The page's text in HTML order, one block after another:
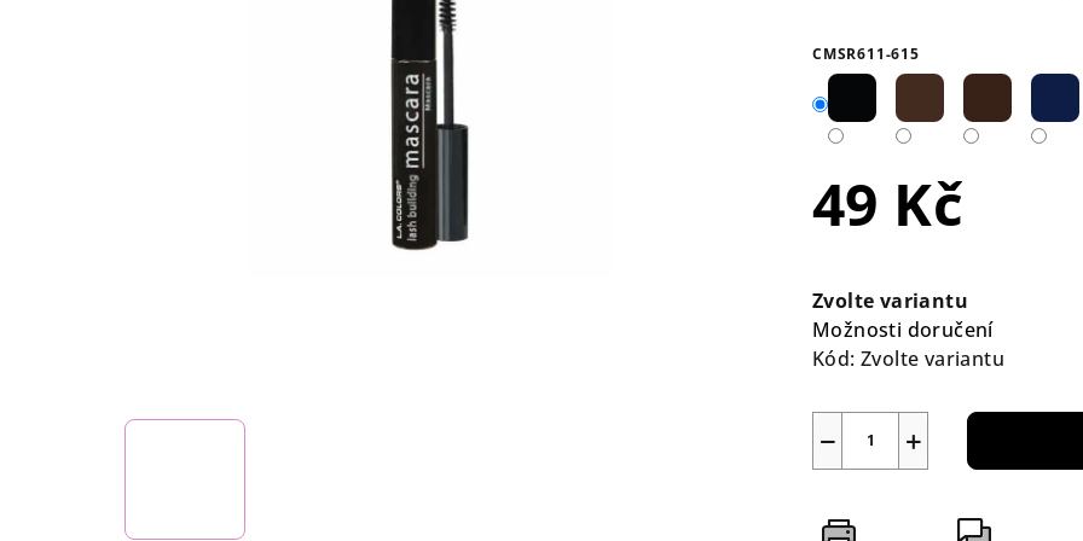
produktu
4,6
hvězdiček.
CMSR611-615
49 Kč
cena:
Zvolte variantu
Možnosti doručení
Kód: Zvolte variantu
+
−